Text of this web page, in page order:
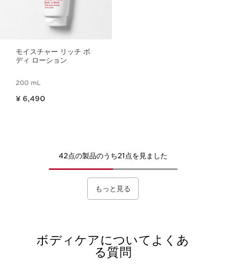
モイスチャー リッチ ボ
ディ ローション
200 mL
¥ 6,490
42点の製品のうち21点を見ました
もっと見る
ボディケアについてよくあ
る質問